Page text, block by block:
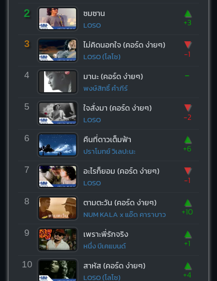
2 ซมซาน
LOSO
▲
+3
3 ไม่คิดนอกใจ (คอร์ด ง่ายๆ)
LOSO (โลโซ)
▼
-1
4 มานะ (คอร์ด ง่ายๆ)
พงษ์สิทธิ์ คำภีร์
-
5 ใจสั่งมา (คอร์ด ง่ายๆ)
LOSO
▼
-2
6 คืนที่ดาวเต็มฟ้า
ปราโมทย์ วิเลปะนะ
▲
+6
7 อะไรก็ยอม (คอร์ด ง่ายๆ)
LOSO
▼
-1
8 ตามตะวัน (คอร์ด ง่ายๆ)
NUM KALA x แอ๊ด คาราบาว
▲
+10
9 เพราะพี่รักจริง
หนึ่ง บีเคแบนด์
▲
+1
10 สาหัส (คอร์ด ง่ายๆ)
LOSO (โลโซ)
▲
+4